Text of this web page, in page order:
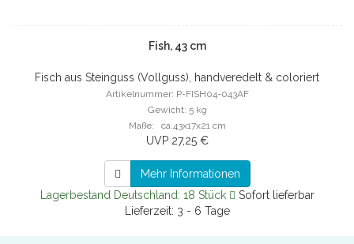
Fish, 43 cm
Fisch aus Steinguss (Vollguss), handveredelt & coloriert
Artikelnummer: P-FISH04-043AF
Gewicht: 5 kg
Maße: ca.43x17x21 cm
UVP 27,25 €
Mehr Informationen
Lagerbestand Deutschland: 18 Stück
Sofort lieferbar
Lieferzeit: 3 - 6 Tage